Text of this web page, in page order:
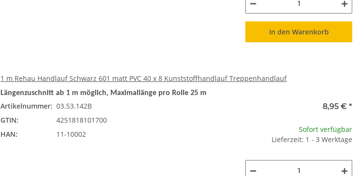
In den Warenkorb
1 m Rehau Handlauf Schwarz 601 matt PVC 40 x 8 Kunststoffhandlauf Treppenhandlauf
Längenzuschnitt ab 1 m möglich, Maximallänge pro Rolle 25 m
Artikelnummer: 03.53.142B
GTIN:
4251818101700
HAN:
11-10002
8,95 € *
Sofort verfügbar
Lieferzeit: 1 - 3 Werktage